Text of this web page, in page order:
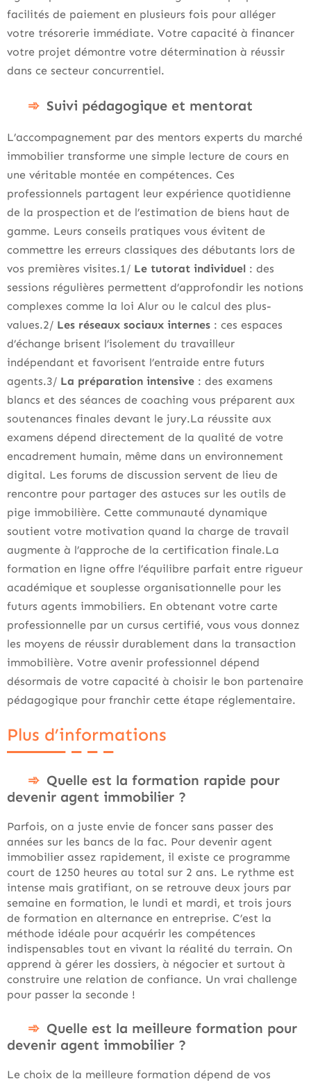
facilités de paiement en plusieurs fois pour alléger
votre trésorerie immédiate. Votre capacité à financer
votre projet démontre votre détermination à réussir
dans ce secteur concurrentiel.
Suivi pédagogique et mentorat
L’accompagnement par des mentors experts du marché
immobilier transforme une simple lecture de cours en
une véritable montée en compétences. Ces
professionnels partagent leur expérience quotidienne
de la prospection et de l’estimation de biens haut de
gamme. Leurs conseils pratiques vous évitent de
commettre les erreurs classiques des débutants lors de
vos premières visites.1/ Le tutorat individuel : des
sessions régulières permettent d’approfondir les notions
complexes comme la loi Alur ou le calcul des plus-
values.2/ Les réseaux sociaux internes : ces espaces
d’échange brisent l’isolement du travailleur
indépendant et favorisent l’entraide entre futurs
agents.3/ La préparation intensive : des examens
blancs et des séances de coaching vous préparent aux
soutenances finales devant le jury.La réussite aux
examens dépend directement de la qualité de votre
encadrement humain, même dans un environnement
digital. Les forums de discussion servent de lieu de
rencontre pour partager des astuces sur les outils de
pige immobilière. Cette communauté dynamique
soutient votre motivation quand la charge de travail
augmente à l’approche de la certification finale.La
formation en ligne offre l’équilibre parfait entre rigueur
académique et souplesse organisationnelle pour les
futurs agents immobiliers. En obtenant votre carte
professionnelle par un cursus certifié, vous vous donnez
les moyens de réussir durablement dans la transaction
immobilière. Votre avenir professionnel dépend
désormais de votre capacité à choisir le bon partenaire
pédagogique pour franchir cette étape réglementaire.
Plus d’informations
Quelle est la formation rapide pour
devenir agent immobilier ?
Parfois, on a juste envie de foncer sans passer des
années sur les bancs de la fac. Pour devenir agent
immobilier assez rapidement, il existe ce programme
court de 1250 heures au total sur 2 ans. Le rythme est
intense mais gratifiant, on se retrouve deux jours par
semaine en formation, le lundi et mardi, et trois jours
de formation en alternance en entreprise. C’est la
méthode idéale pour acquérir les compétences
indispensables tout en vivant la réalité du terrain. On
apprend à gérer les dossiers, à négocier et surtout à
construire une relation de confiance. Un vrai challenge
pour passer la seconde !
Quelle est la meilleure formation pour
devenir agent immobilier ?
Le choix de la meilleure formation dépend de vos